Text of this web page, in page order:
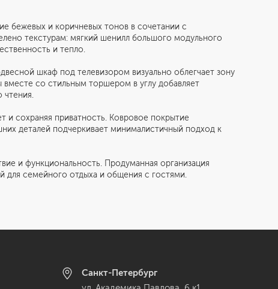
бежевых и коричневых тонов в сочетании с
текстурам: мягкий шенилл большого модульного
и тепло.
шкаф под телевизором визуально облегчает зону
со стильным торшером в углу добавляет
чтения.
и сохраняя приватность. Ковровое покрытие
деталей подчеркивает минималистичный подход к
и функциональность. Продуманная организация
для семейного отдыха и общения с гостями.
Санкт-Петербург